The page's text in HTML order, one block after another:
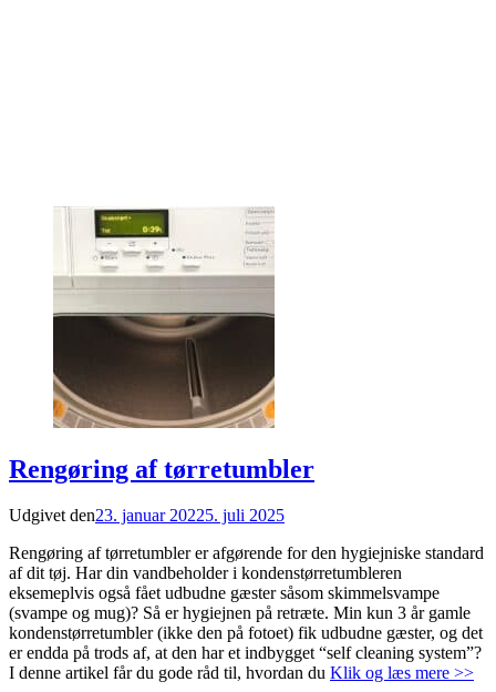
Rengøring af tørretumbler
Udgivet den23. januar 20225. juli 2025
Rengøring af tørretumbler er afgørende for den hygiejniske standard
af dit tøj. Har din vandbeholder i kondenstørretumbleren
eksemeplvis også fået udbudne gæster såsom skimmelsvampe
(svampe og mug)? Så er hygiejnen på retræte. Min kun 3 år gamle
kondenstørretumbler (ikke den på fotoet) fik udbudne gæster, og det
er endda på trods af, at den har et indbygget “self cleaning system”?
I denne artikel får du gode råd til, hvordan du Klik og læs mere >>